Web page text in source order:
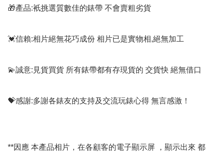
🎁產品:衹挑選質數佳的錶帶 不會賣粗劣貨
💓信賴:相片絕無花巧成份 相片已是實物相,絕無加工
💫誠意:見貨買貨 所有錶帶都有存現貨的 交貨快 絕無借口
💝感謝:多謝各錶友的支持及交流玩錶心得 無言感激！
**因應 本產品相片，在各顧客的電子顯示屏 ，顯示出來 都